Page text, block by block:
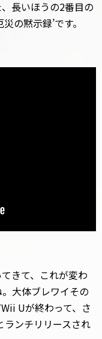
長いほうの2番目の
の黙示録’です。
きて、これが変わ
大体ブレワイその
Uが終わって、さ
ンチリリースされ